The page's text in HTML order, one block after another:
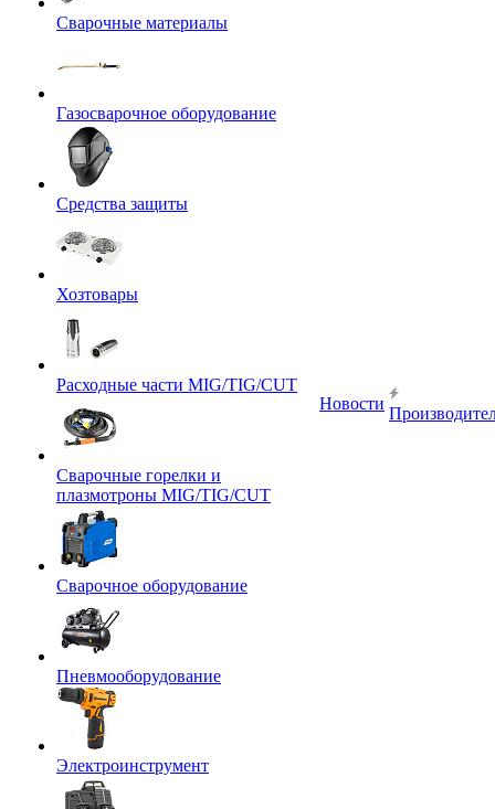
Сварочные материалы
Газосварочное оборудование
Средства защиты
Хозтовары
Расходные части MIG/TIG/CUT
Сварочные горелки и
плазмотроны MIG/TIG/CUT
Сварочное оборудование
Пневмооборудование
Электроинструмент
Новости